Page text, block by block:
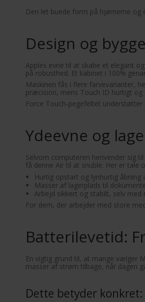
Den let buede form på hjørnerne og
Design og
Apples evne til at skabe et elegant
på robusthed. Et kabinet i 100%
Maskinen fås i flere farvevarianter,
præcision, mens Touch ID hurtigt og
Force Touch-pegefeltet
Ydeevne og
Selvom computeren henvender sig
få denne Air til at snuble. Her er
Hurtig opstart og lynhurtig åbning
Masser af lagerplads til
Arbejd sikkert og stabilt, selv med
For dem, der arbejder med store
Batterilevetid:
En vigtig grund til, at mange vælger
masser af strøm tilbage, når dagen
Dette betyder konkret: